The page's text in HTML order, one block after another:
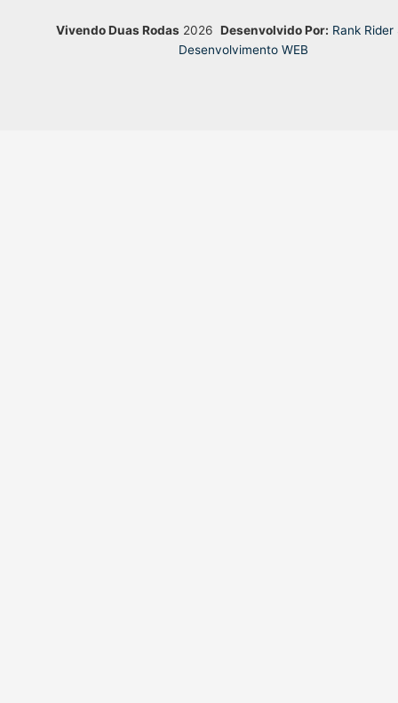
Vivendo Duas Rodas2026 Desenvolvido Por: Rank Rider
Desenvolvimento WEB